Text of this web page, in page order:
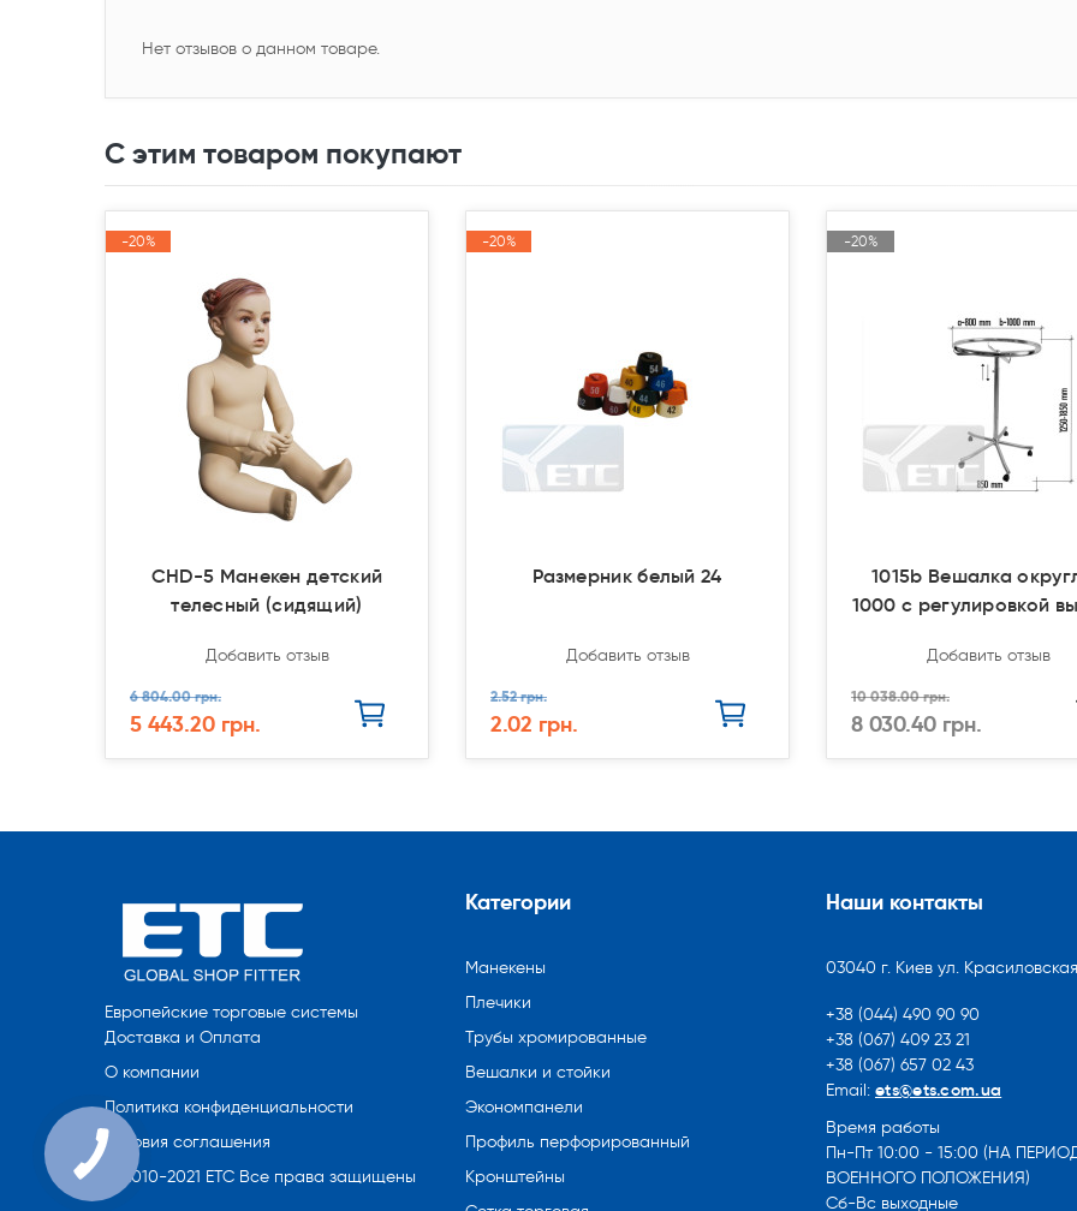
Нет отзывов о данном товаре.
С этим товаром покупают
-20%
-20%
CHD-5 Манекен детский
телесный (сидящий)
Добавить отзыв
6 804.00 грн.
5 443.20 грн.
-20%
-20%
Размерник белый 24
Добавить отзыв
2.52 грн.
2.02 грн.
-20%
-20%
1015b Вешалка
1000 с регулировкой
Добавить отзыв
10 038.00 грн.
8 030.40 грн.
Европейские торговые системы
Доставка и Оплата
О компании
Политика конфиденциальности
Условия соглашения
© 2010-2021 ETC Все права защищены
Категории
Манекены
Плечики
Трубы хромированные
Вешалки и стойки
Экономпанели
Профиль перфорированный
Кронштейны
Наши контакты
03040 г. Киев ул.
+38 (044) 490 90 90
+38 (067) 409 23 21
+38 (067) 657 02 43
Email: ets@ets.com.ua
Время работы
Пн-Пт 10:00 - 15:00 (НА
ВОЕННОГО ПОЛОЖЕНИЯ)
Сб-Вс выходные